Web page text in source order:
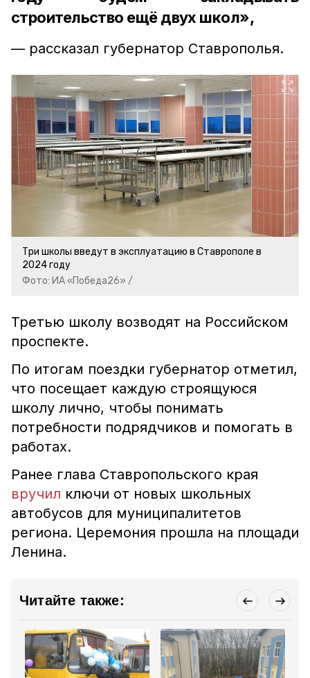
строительство ещё двух школ»,
— рассказал губернатор Ставрополья.
Три школы введут в эксплуатацию в Ставрополе в
2024 году
Фото: ИА «Победа26» /
Третью школу возводят на Российском
проспекте.
По итогам поездки губернатор отметил,
что посещает каждую строящуюся
школу лично, чтобы понимать
потребности подрядчиков и помогать в
работах.
Ранее глава Ставропольского края
вручил ключи от новых школьных
автобусов для муниципалитетов
региона. Церемония прошла на площади
Ленина.
Читайте также: